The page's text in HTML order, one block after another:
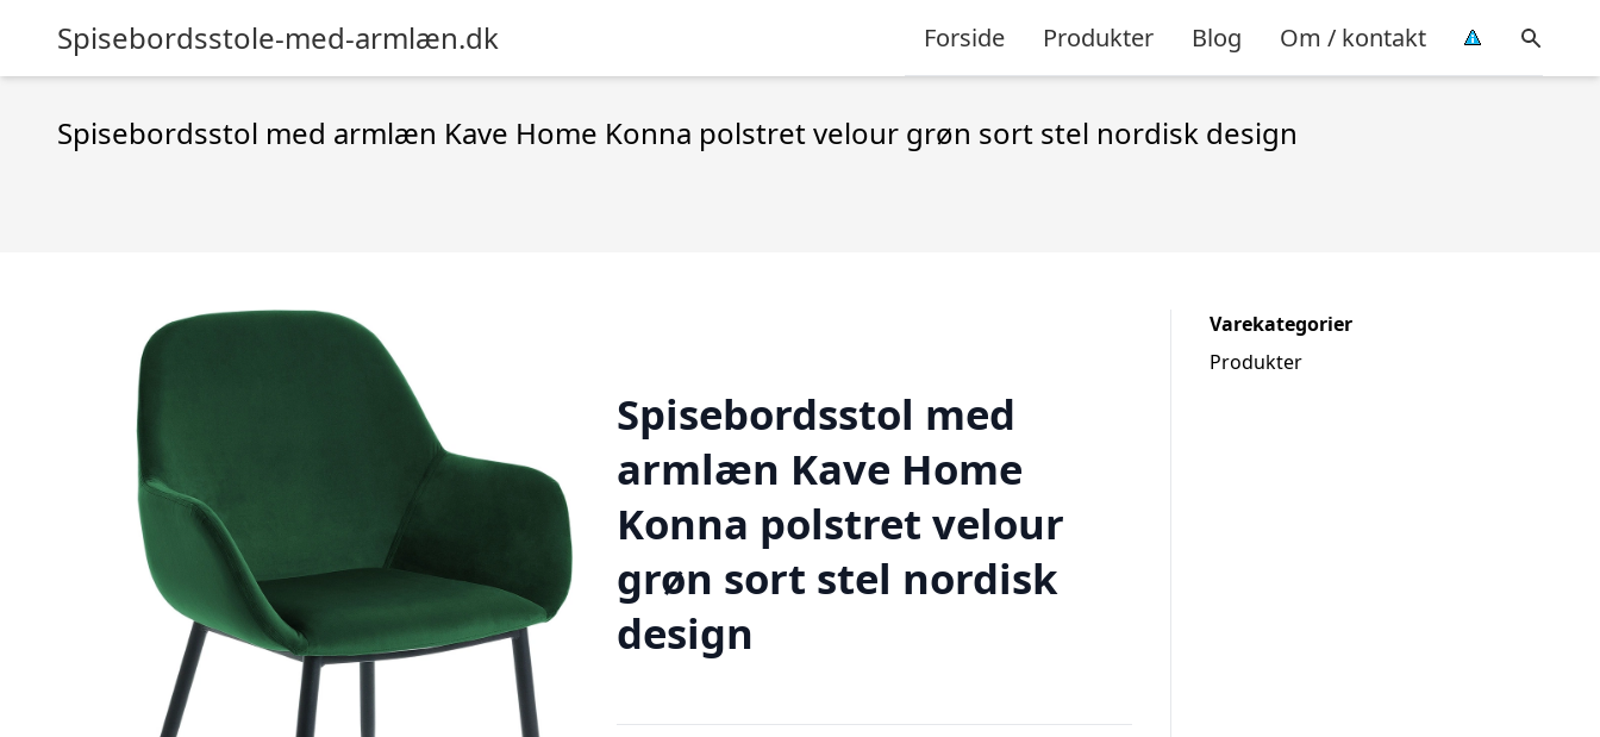
Spisebordsstole-med-armlæn.dk Forside Produkter Blog Om / kontakt
Spisebordsstol med armlæn Kave Home Konna polstret velour grøn sort stel nordisk design
Spisebordsstol med
armlæn Kave Home
Konna polstret velour
grøn sort stel nordisk
design
Varekategorier
Produkter